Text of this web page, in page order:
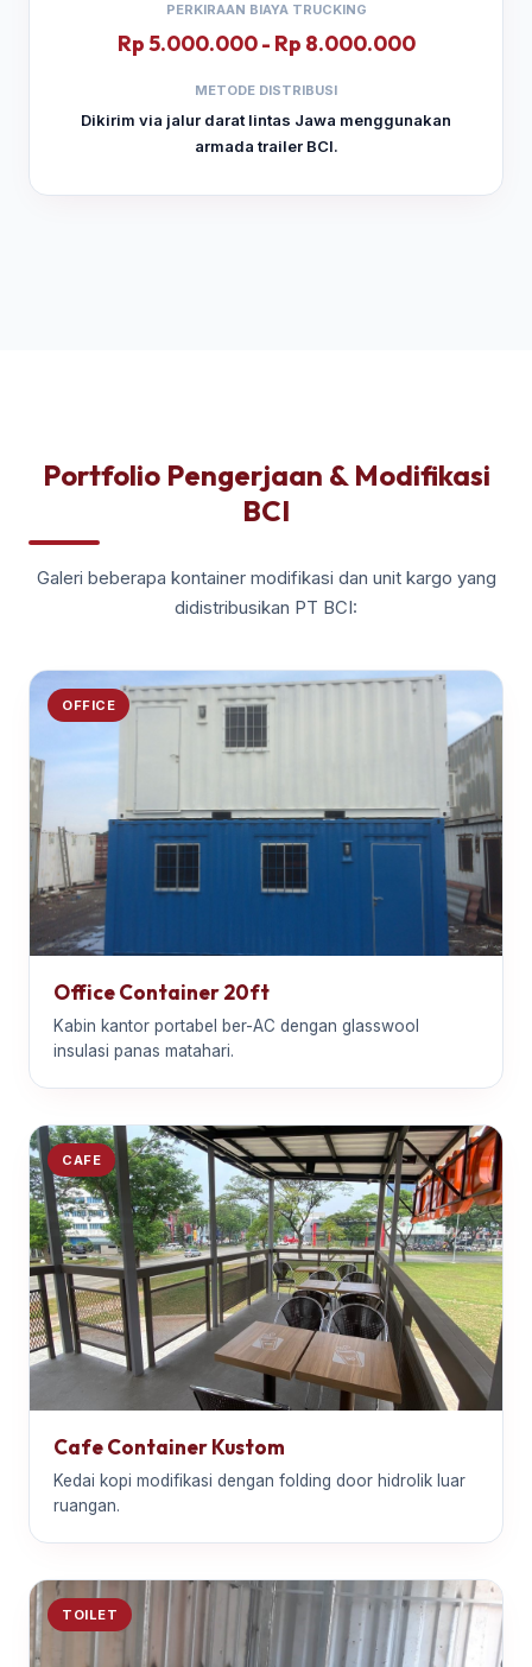
PERKIRAAN BIAYA TRUCKING
Rp 5.000.000 - Rp 8.000.000
METODE DISTRIBUSI
Dikirim via jalur darat lintas Jawa menggunakan
armada trailer BCI.
Portfolio Pengerjaan & Modifikasi
BCI
Galeri beberapa kontainer modifikasi dan unit kargo yang
didistribusikan PT BCI:
OFFICE
Office Container 20ft
Kabin kantor portabel ber-AC dengan glasswool
insulasi panas matahari.
CAFE
Cafe Container Kustom
Kedai kopi modifikasi dengan folding door hidrolik luar
ruangan.
TOILET